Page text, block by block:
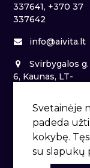
337641, +370 37
337642
info@aivita.lt
Svirbygalos g.
6, Kaunas, LT-
Svetainėje
padeda
kokybę.
su slapukų